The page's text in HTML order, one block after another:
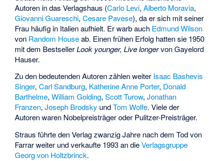
Autoren in das Verlagshaus (Carlo Levi,Alberto Moravia,
Giovanni Guareschi,Cesare Pavese), da er sich mit seiner
Frau häufig in Italien aufhielt. Er warb auch Edmund Wilson
von Random Houseab. Einen frühen Erfolg hatten sie 1950
mit dem BestsellerLook younger, Live longervonGayelord
Hauser.
Zu den bedeutenden Autoren zählen weiter Isaac Bashevis
Singer,Carl Sandburg, Katherine Anne Porter, Donald
Barthelme,William Golding,Scott Turow,Jonathan
Franzen,Joseph Brodsky undTom Wolfe. Viele der
Autoren waren Nobelpreisträger oder Pulitzer-Preisträger.
Straus führte den Verlag zwanzig Jahre nach dem Tod von
Farrar weiter und verkaufte 1993 an dieVerlagsgruppe
Georg von Holtzbrinck.